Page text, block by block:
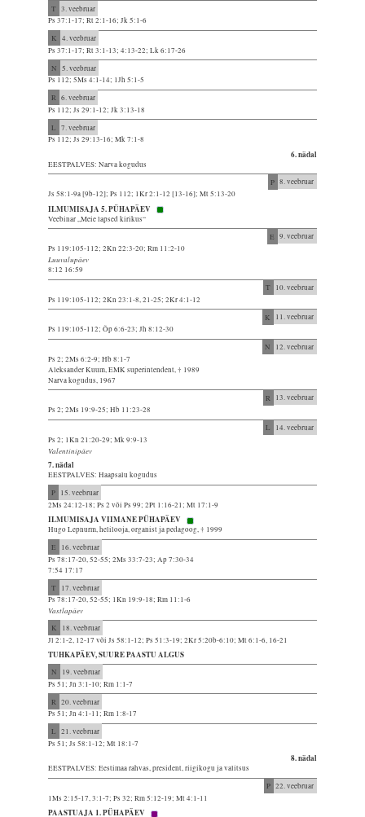
T
3. veebruar
Ps 37:1-17; Rt 2:1-16; Jk 5:1-6
K 4. veebruar
Ps 37:1-17; Rt 3:1-13; 4:13-22; Lk 6:17-26
N 5. veebruar
Ps 112; 5Ms 4:1-14; 1Jh 5:1-5
R 6. veebruar
Ps 112; Js 29:1-12; Jk 3:13-18
L
7. veebruar
Ps 112; Js 29:13-16; Mk 7:1-8
6. nädal
EESTPALVES: Narva kogudus
P 8. veebruar
Js 58:1-9a [9b-12]; Ps 112; 1Kr 2:1-12 [13-16]; Mt 5:13-20
ILMUMISAJA 5. PÜHAPÄEV
Veebinar „Meie lapsed kirikus“
E 9. veebruar
Ps 119:105-112; 2Kn 22:3-20; Rm 11:2-10
Luuvalupäev
8:12 16:59
T
10. veebruar
Ps 119:105-112; 2Kn 23:1-8, 21-25; 2Kr 4:1-12
K
11. veebruar
Ps 119:105-112; Õp 6:6-23; Jh 8:12-30
N
12. veebruar
Ps 2; 2Ms 6:2-9; Hb 8:1-7
Aleksander Kuum, EMK superintendent, † 1989
Narva kogudus, 1967
R
13. veebruar
Ps 2; 2Ms 19:9-25; Hb 11:23-28
L
14. veebruar
Ps 2; 1Kn 21:20-29; Mk 9:9-13
Valentinipäev
7. nädal
EESTPALVES: Haapsalu kogudus
P 15. veebruar
2Ms 24:12-18; Ps 2 või Ps 99; 2Pt 1:16-21; Mt 17:1-9
ILMUMISAJA VIIMANE PÜHAPÄEV
Hugo Lepnurm, helilooja, organist ja pedagoog, † 1999
E
16. veebruar
Ps 78:17-20, 52-55; 2Ms 33:7-23; Ap 7:30-34
7:54 17:17
T
17. veebruar
Ps 78:17-20, 52-55; 1Kn 19:9-18; Rm 11:1-6
Vastlapäev
K
18. veebruar
Jl 2:1-2, 12-17 või Js 58:1-12; Ps 51:3-19; 2Kr 5:20b-6:10; Mt 6:1-6, 16-21
TUHKAPÄEV, SUURE PAASTU ALGUS
N
19. veebruar
Ps 51; Jn 3:1-10; Rm 1:1-7
R 20. veebruar
Ps 51; Jn 4:1-11; Rm 1:8-17
L 21. veebruar
Ps 51; Js 58:1-12; Mt 18:1-7
8. nädal
EESTPALVES: Eestimaa rahvas, president, riigikogu ja valitsus
P 22. veebruar
1Ms 2:15-17, 3:1-7; Ps 32; Rm 5:12-19; Mt 4:1-11
PAASTUAJA 1. PÜHAPÄEV